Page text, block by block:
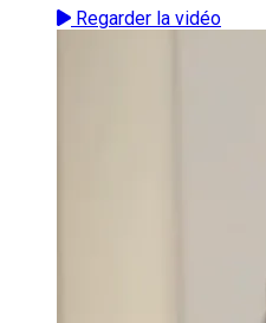
Regarder la vidéo